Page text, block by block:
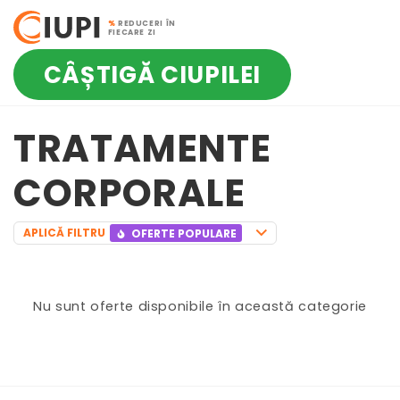
% REDUCERI ÎN
FIECARE ZI
CÂȘTIGĂ CIUPILEI
TRATAMENTE
CORPORALE
APLICĂ FILTRU OFERTE POPULARE
Nu sunt oferte disponibile în această categorie